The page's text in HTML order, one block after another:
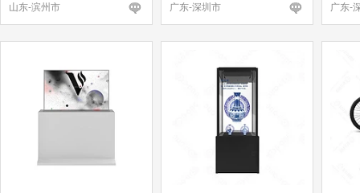
山东-滨州市
广东-深圳市 广东-